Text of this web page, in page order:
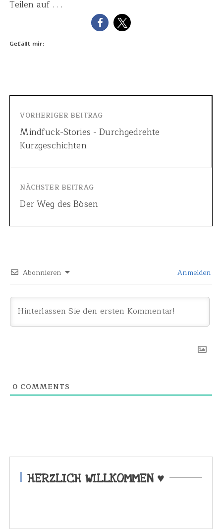
Teilen auf . . .
Gefällt mir:
VORHERIGER BEITRAG
Mindfuck-Stories - Durchgedrehte
Kurzgeschichten
NÄCHSTER BEITRAG
Der Weg des Bösen
Abonnieren Anmelden
0 COMMENTS
HERZLICH WILLKOMMEN ♥